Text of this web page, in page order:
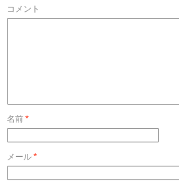
コメント
名前 *
メール *